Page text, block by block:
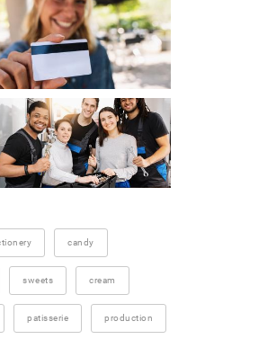
candy
sweets cream
patisserie production